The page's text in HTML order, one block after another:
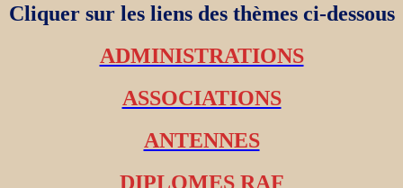
Cliquer sur les liens des thèmes ci-dessous
ADMINISTRATIONS
ASSOCIATIONS
ANTENNES
DIPLOMES RAF